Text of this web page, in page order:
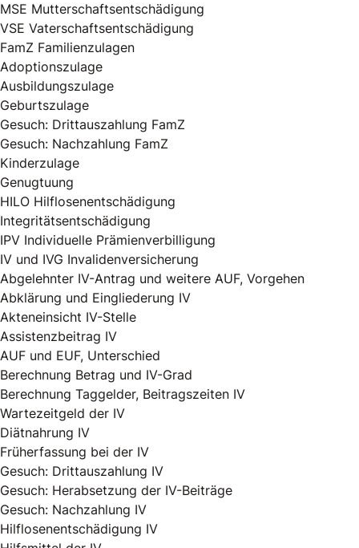
MSE Mutterschaftsentschädigung
VSE Vaterschaftsentschädigung
FamZ Familienzulagen
Adoptionszulage
Ausbildungszulage
Geburtszulage
Gesuch: Drittauszahlung FamZ
Gesuch: Nachzahlung FamZ
Kinderzulage
Genugtuung
HILO Hilflosenentschädigung
Integritätsentschädigung
IPV Individuelle Prämienverbilligung
IV und IVG Invalidenversicherung
Abgelehnter IV-Antrag und weitere AUF, Vorgehen
Abklärung und Eingliederung IV
Akteneinsicht IV-Stelle
Assistenzbeitrag IV
AUF und EUF, Unterschied
Berechnung Betrag und IV-Grad
Berechnung Taggelder, Beitragszeiten IV
Wartezeitgeld der IV
Diätnahrung IV
Früherfassung bei der IV
Gesuch: Drittauszahlung IV
Gesuch: Herabsetzung der IV-Beiträge
Gesuch: Nachzahlung IV
Hilflosenentschädigung IV